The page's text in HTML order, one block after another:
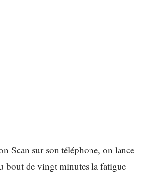
Scan sur son téléphone, on lance
bout de vingt minutes la fatigue